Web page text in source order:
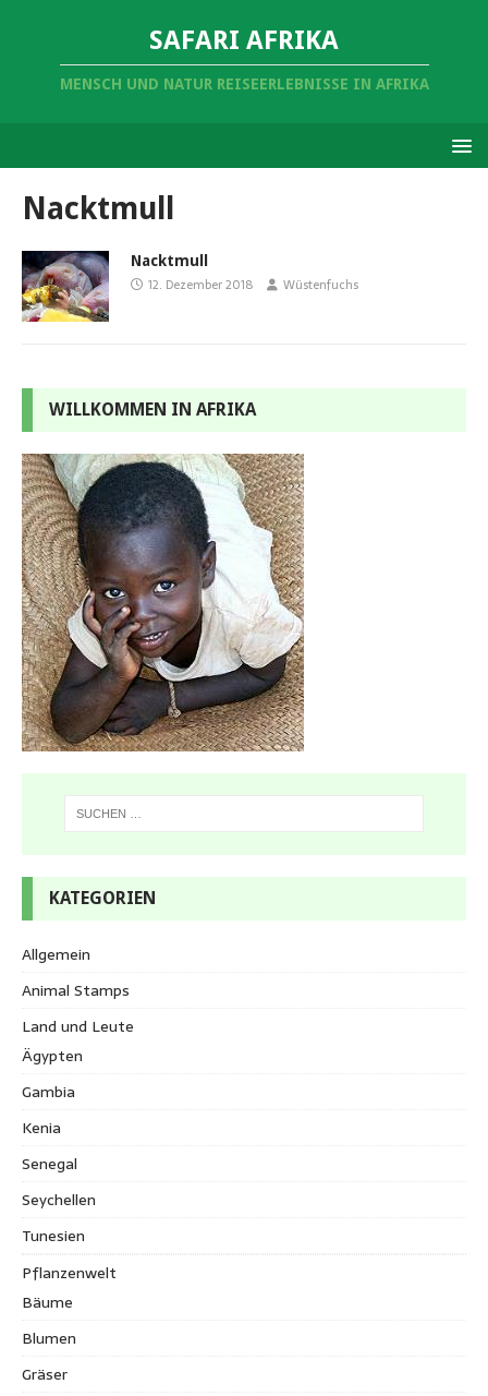
SAFARI AFRIKA
MENSCH UND NATUR REISEERLEBNISSE IN AFRIKA
Nacktmull
Nacktmull
12. Dezember 2018 Wüstenfuchs
WILLKOMMEN IN AFRIKA
KATEGORIEN
Allgemein
Animal Stamps
Land und Leute
Ägypten
Gambia
Kenia
Senegal
Seychellen
Tunesien
Pflanzenwelt
Bäume
Blumen
Gräser